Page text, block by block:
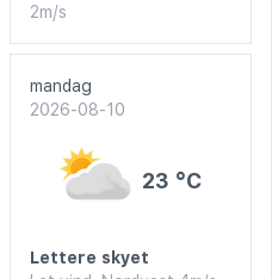
2m/s
mandag
2026-08-10
23 °C
Lettere skyet